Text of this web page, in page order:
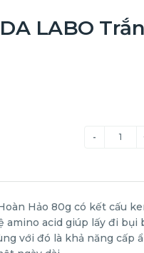
LABO
Hảo 80g có kết cấu
acid giúp lấy đi bụi
với đó là khả năng cấp